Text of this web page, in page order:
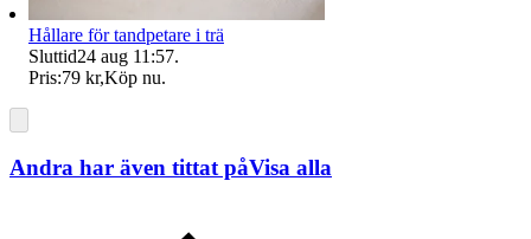
Hållare för tandpetare i trä
Sluttid24 aug 11:57.
Pris:79 kr,Köp nu.
Andra har även tittat påVisa alla